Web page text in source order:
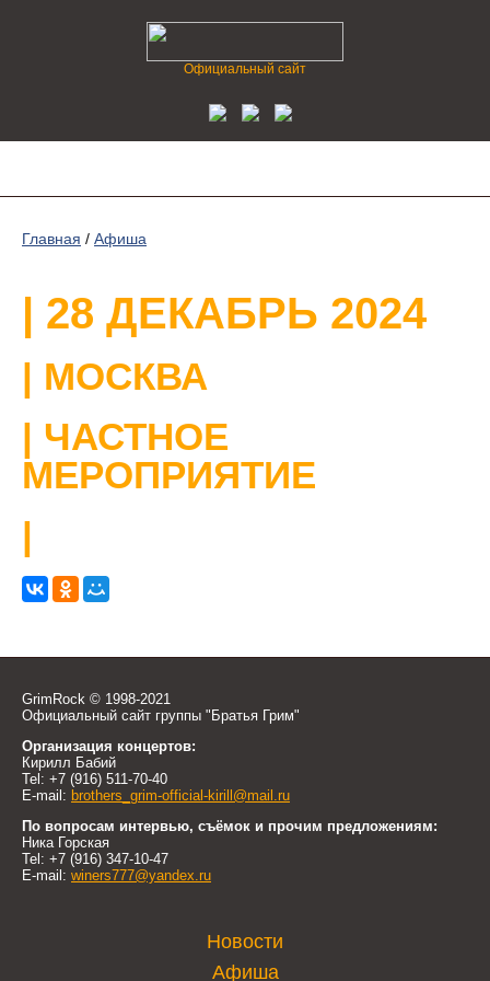
Официальный сайт
Главная / Афиша
| 28 ДЕКАБРЬ 2024
| МОСКВА
| ЧАСТНОЕ
МЕРОПРИЯТИЕ
|
GrimRock © 1998-2021
Официальный сайт группы "Братья Грим"
Организация концертов:
Кирилл Бабий
Tel: +7 (916) 511-70-40
E-mail: brothers_grim-official-kirill@mail.ru
По вопросам интервью, съёмок и прочим предложениям:
Ника Горская
Tel: +7 (916) 347-10-47
E-mail: winers777@yandex.ru
Новости
Афиша